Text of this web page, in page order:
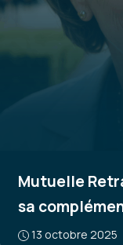
Mutuelle
sa
13 octobre 2025